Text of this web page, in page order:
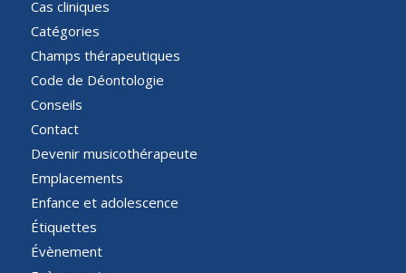
Cas cliniques
Catégories
Champs thérapeutiques
Code de Déontologie
Conseils
Contact
Devenir musicothérapeute
Emplacements
Enfance et adolescence
Étiquettes
Évènement